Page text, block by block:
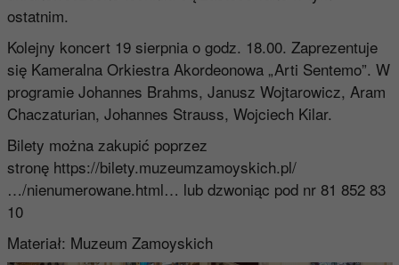
ostatnim.
Kolejny koncert 19 sierpnia o godz. 18.00. Zaprezentuje
się Kameralna Orkiestra Akordeonowa „Arti Sentemo”. W
programie Johannes Brahms, Janusz Wojtarowicz, Aram
Chaczaturian, Johannes Strauss, Wojciech Kilar.
Bilety można zakupić poprzez
stronę https://bilety.muzeumzamoyskich.pl/
…/nienumerowane.html… lub dzwoniąc pod nr 81 852 83
10
Materiał: Muzeum Zamoyskich